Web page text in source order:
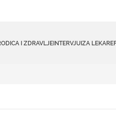
I ZDRAVLJEINTERVJUIZA LEKARE